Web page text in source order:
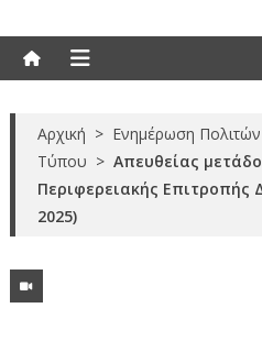
Αρχική > Ενημέρωση Πολιτών
Τύπου > Απευθείας
Περιφερειακής Επιτροπής
2025)